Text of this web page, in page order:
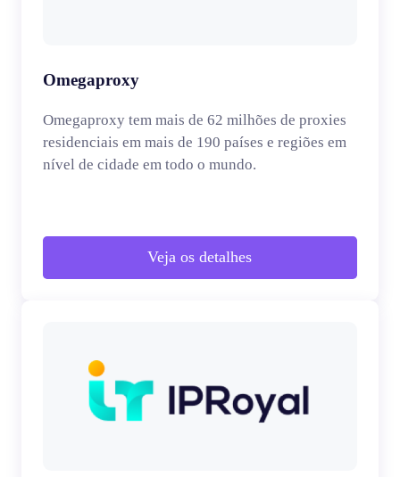
Omegaproxy
Omegaproxy tem mais de 62 milhões de proxies
residenciais em mais de 190 países e regiões em
nível de cidade em todo o mundo.
Veja os detalhes